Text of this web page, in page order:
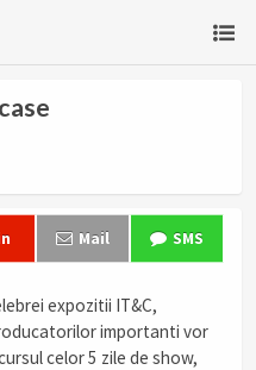
Mail SMS
expozitii IT&C,
importanti vor
celor 5 zile de show,